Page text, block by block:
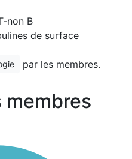
non B
de surface
par les membres.
membres